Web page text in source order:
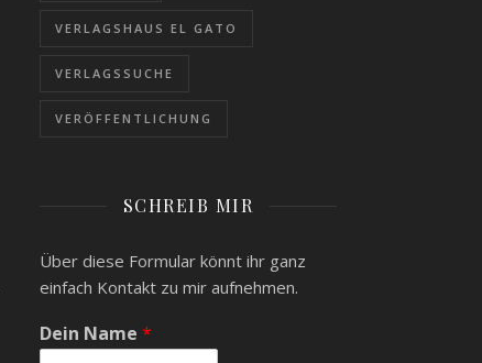
VERLAGSHAUS EL GATO
VERLAGSSUCHE
VERÖFFENTLICHUNG
SCHREIB MIR
Über diese Formular könnt ihr ganz
einfach Kontakt zu mir aufnehmen.
Dein Name *